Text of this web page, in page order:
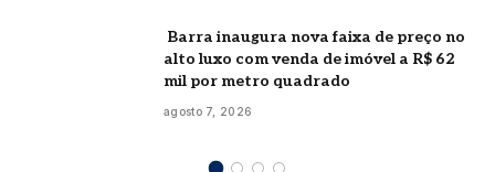
Barra inaugura nova faixa de preço no
alto luxo com venda de imóvel a R$ 62
mil por metro quadrado
agosto 7, 2026